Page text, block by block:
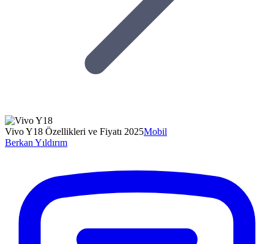
Vivo Y18 Özellikleri ve Fiyatı 2025Mobil
Berkan Yıldırım